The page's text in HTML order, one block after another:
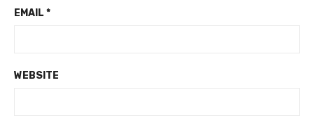
EMAIL *
WEBSITE